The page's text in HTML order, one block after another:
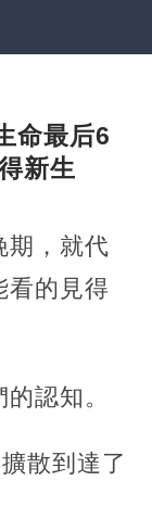
命最后6
新生
期，就代
看的見得
認知。
散到達了